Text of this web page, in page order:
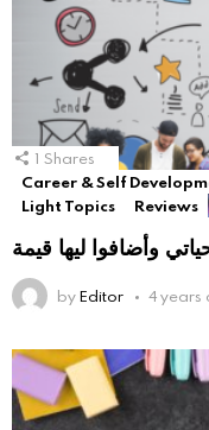
1 Shares
Career & Self
Light Topics
Reviews
byEditor 4 years